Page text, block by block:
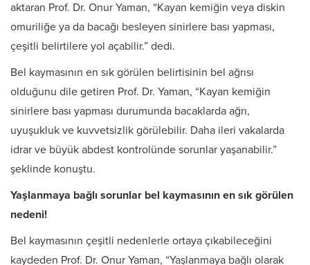
aktaran Prof. Dr. Onur Yaman, “Kayan kemiğin veya diskin
omuriliğe ya da bacağı besleyen sinirlere bası yapması,
çeşitli belirtilere yol açabilir.” dedi.
Bel kaymasının en sık görülen belirtisinin bel ağrısı
olduğunu dile getiren Prof. Dr. Yaman, “Kayan kemiğin
sinirlere bası yapması durumunda bacaklarda ağrı,
uyuşukluk ve kuvvetsizlik görülebilir. Daha ileri vakalarda
idrar ve büyük abdest kontrolünde sorunlar yaşanabilir.”
şeklinde konuştu.
Yaşlanmaya bağlı sorunlar bel kaymasının en sık görülen
nedeni!
Bel kaymasının çeşitli nedenlerle ortaya çıkabileceğini
kaydeden Prof. Dr. Onur Yaman, “Yaşlanmaya bağlı olarak